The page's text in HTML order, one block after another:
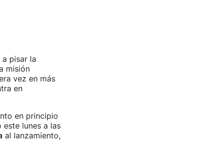
pisar la
misión
vez en más
en
en principio
lunes a las
al lanzamiento,